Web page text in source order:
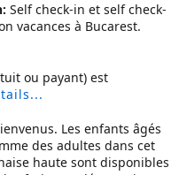
Self check-in et self check-
vacances à Bucarest.
ou payant) est
Les enfants âgés
des adultes dans cet
haute sont disponibles